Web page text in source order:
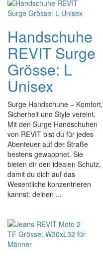
Handschuhe
REVIT Surge
Grösse: L
Unisex
Surge Handschuhe – Komfort,
Sicherheit und Style vereint.
Mit den Surge Handschuhen
von REVIT bist du für jedes
Abenteuer auf der Straße
bestens gewappnet. Sie
bieten dir den idealen Schutz,
damit du dich auf das
Wesentliche konzentrieren
kannst: deinen ...